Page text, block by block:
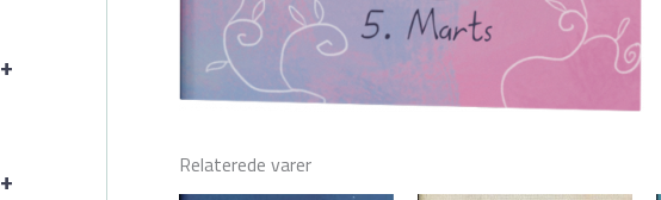
+
+ Relaterede varer